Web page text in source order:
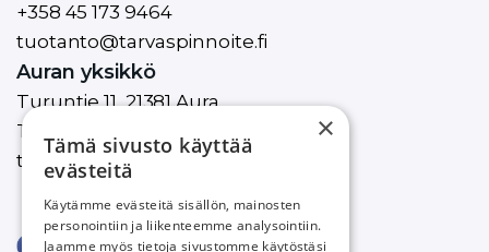
+358 45 173 9464
tuotanto@tarvaspinnoite.fi
Auran yksikkö
Turuntie 11, 21381 Aura
Teemu
teemu.virtanen@tarvaspinnoite.fi
×
Tämä sivusto käyttää
evästeitä
Käytämme evästeitä sisällön, mainosten
personointiin ja liikenteemme analysointiin.
Jaamme myös tietoja sivustomme käytöstäsi